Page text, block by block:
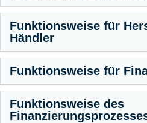
Funktionsweise für
Händler
Funktionsweise für
Funktionsweise des